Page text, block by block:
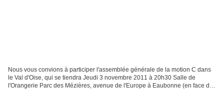
Nous vous convions à participer l'assemblée générale de la motion C dans
le Val d'Oise, qui se tiendra Jeudi 3 novembre 2011 à 20h30 Salle de
l'Orangerie Parc des Mézières, avenue de l'Europe à Eaubonne (en face de